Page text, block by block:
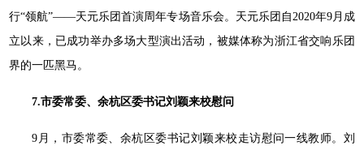
行“领航”——天元乐团首演周年专场音乐会。天元乐团自2020年9月成
立以来，已成功举办多场大型演出活动，被媒体称为浙江省交响乐团
界的一匹黑马。
7.市委常委、余杭区委书记刘颖来校慰问
9月，市委常委、余杭区委书记刘颖来校走访慰问一线教师。刘